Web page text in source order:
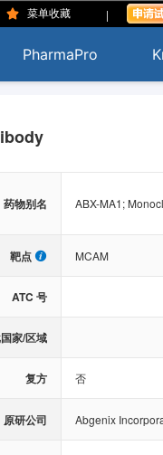
菜单收藏 |
PharmaPro
药物别名 ABX-MA1;
靶点 MCAM
ATC 号
家/区域
复方 否
原研公司 Abgenix